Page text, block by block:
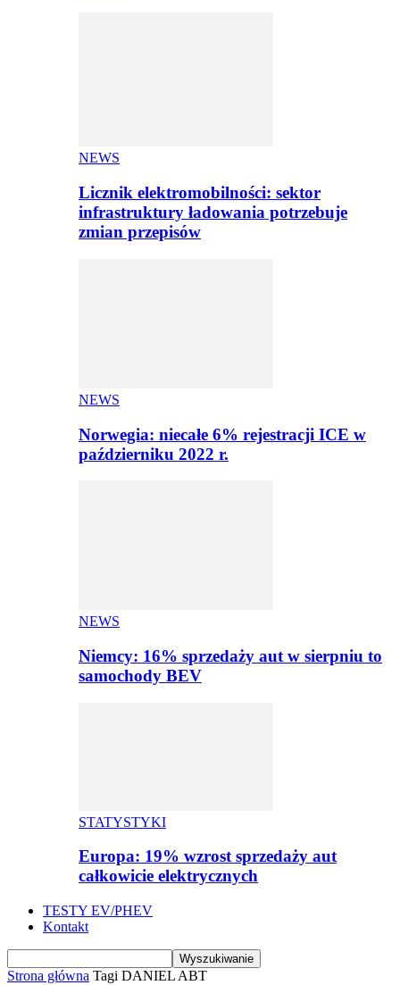
NEWS
Licznik elektromobilności: sektor
infrastruktury ładowania potrzebuje
zmian przepisów
NEWS
Norwegia: niecałe 6% rejestracji ICE w
październiku 2022 r.
NEWS
Niemcy: 16% sprzedaży aut w sierpniu to
samochody BEV
STATYSTYKI
Europa: 19% wzrost sprzedaży aut
całkowicie elektrycznych
TESTY EV/PHEV
Kontakt
Strona główna Tagi DANIEL ABT